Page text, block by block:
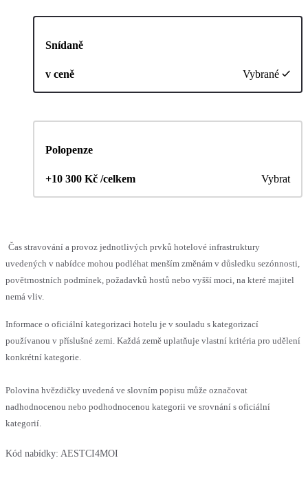
Snídaně
v ceně Vybrané
Polopenze
+10 300 Kč /celkem Vybrat
Čas stravování a provoz jednotlivých prvků hotelové infrastruktury
uvedených v nabídce mohou podléhat menším změnám v důsledku sezónnosti,
povětrnostních podmínek, požadavků hostů nebo vyšší moci, na které majitel
nemá vliv.
Informace o oficiální kategorizaci hotelu je v souladu s kategorizací
používanou v příslušné zemi. Každá země uplatňuje vlastní kritéria pro udělení
konkrétní kategorie.
Polovina hvězdičky uvedená ve slovním popisu může označovat
nadhodnocenou nebo podhodnocenou kategorii ve srovnání s oficiální
kategorií.
Kód nabídky: AESTCI4MOI